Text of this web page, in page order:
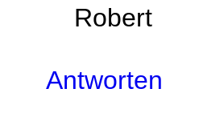
Robert
Antworten